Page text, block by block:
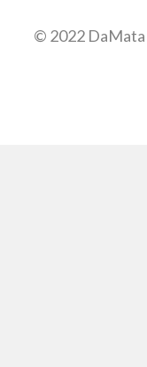
© 2022 DaMata